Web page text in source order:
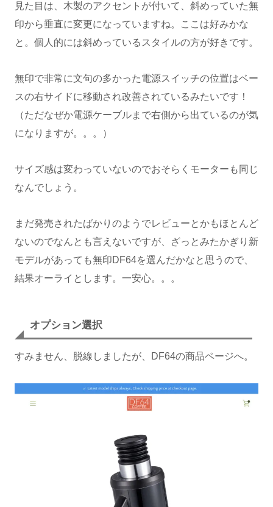
見た目は、木製のアクセントが付いて、斜めっていた無
印から垂直に変更になっていますね。ここは好みかな
と。個人的には斜めっているスタイルの方が好きです。
無印で非常に文句の多かった電源スイッチの位置はベー
スの右サイドに移動され改善されているみたいです！
（ただなぜか電源ケーブルまで右側から出ているのが気
になりますが。。。）
サイズ感は変わっていないのでおそらくモーターも同じ
なんでしょう。
まだ発売されたばかりのようでレビューとかもほとんど
ないのでなんとも言えないですが、ざっとみたかぎり新
モデルがあっても無印DF64を選んだかなと思うので、
結果オーライとします。一安心。。。
オプション選択
すみません、脱線しましたが、DF64の商品ページへ。